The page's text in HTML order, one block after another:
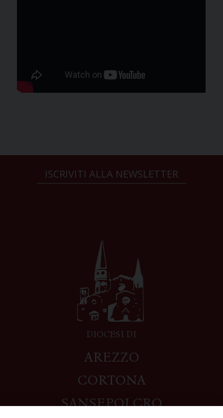
ISCRIVITI ALLA NEWSLETTER
DIOCESI DI
AREZZO
CORTONA
SANSEPOLCRO